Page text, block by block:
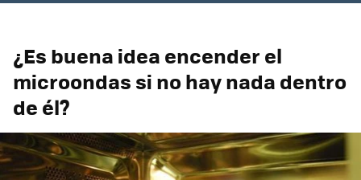
¿Es buena idea encender el
microondas si no hay nada dentro
de él?